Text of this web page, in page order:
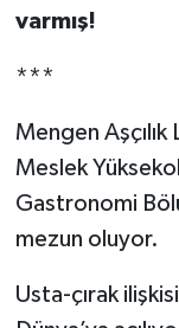
varmış!
***
Mengen
Meslek
Gastronomi
mezun oluyor.
Usta-çırak